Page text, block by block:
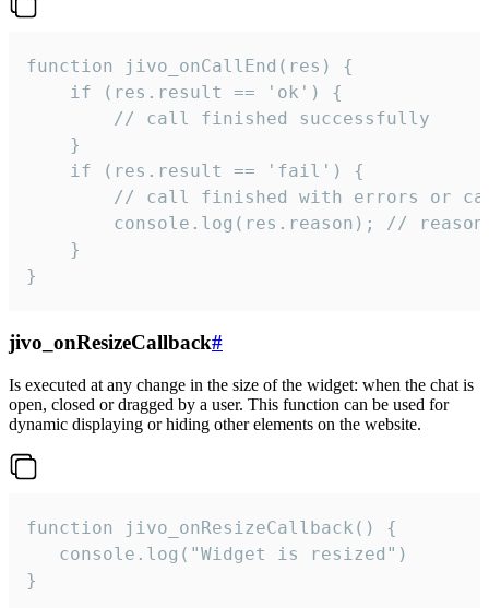
function jivo_onCallEnd(res) {
    if (res.result == 'ok') {
        // call finished successfully
    }
    if (res.result == 'fail') {
// call finished with errors or
console.log(res.reason); //
    }
}
jivo_onResizeCallback#
Is executed at any change in the size of the widget: when the chat is
open, closed or dragged by a user. This function can be used for
dynamic displaying or hiding other elements on the website.
function jivo_onResizeCallback() {
   console.log("Widget is resized")
}